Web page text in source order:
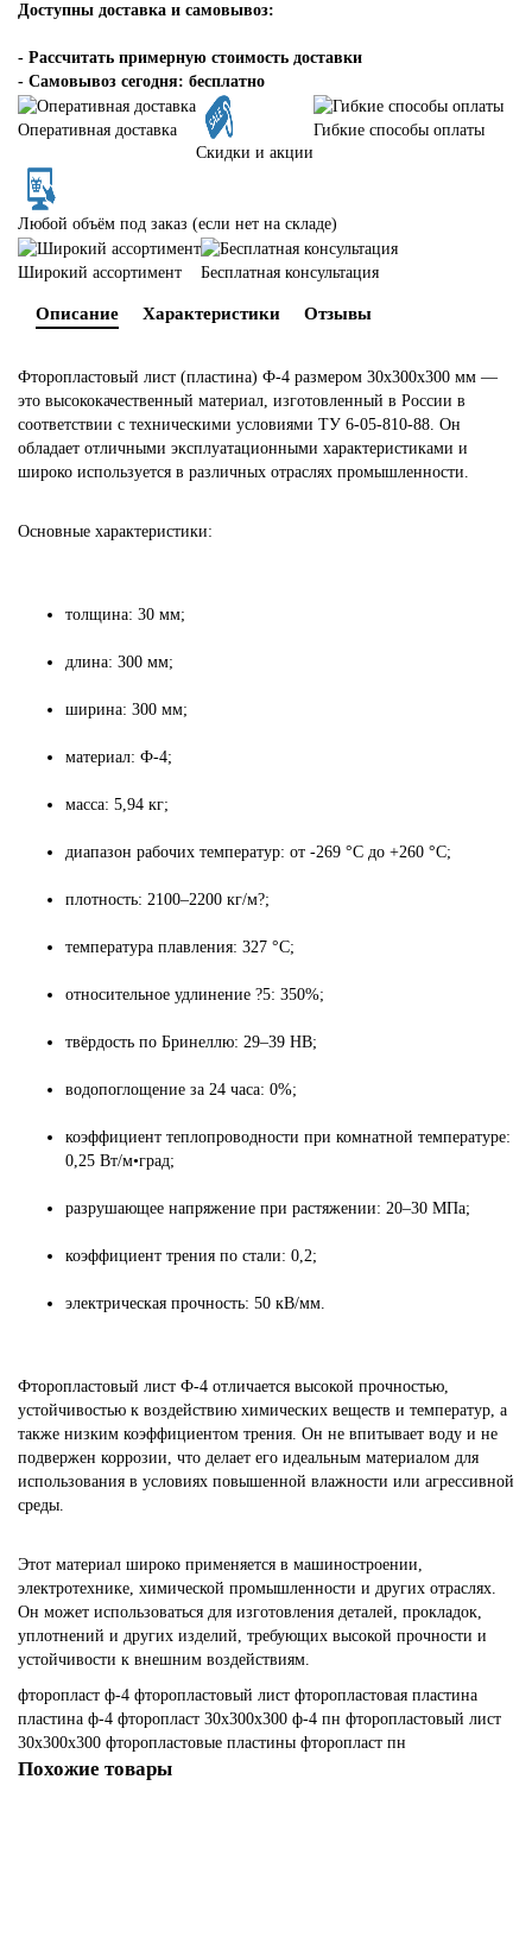
Доступны доставка и самовывоз:
- Рассчитать примерную стоимость доставки
- Самовывоз сегодня: бесплатно
Оперативная доставка
Скидки и акции
Гибкие способы оплаты
Любой объём под заказ (если нет на складе)
Широкий ассортимент Бесплатная консультация
Описание Характеристики Отзывы
Фторопластовый лист (пластина) Ф-4 размером 30х300х300 мм —
это высококачественный материал, изготовленный в России в
соответствии с техническими условиями ТУ 6-05-810-88. Он
обладает отличными эксплуатационными характеристиками и
широко используется в различных отраслях промышленности.
Основные характеристики:
толщина: 30 мм;
длина: 300 мм;
ширина: 300 мм;
материал: Ф-4;
масса: 5,94 кг;
диапазон рабочих температур: от -269 °C до +260 °C;
плотность: 2100–2200 кг/м?;
температура плавления: 327 °C;
относительное удлинение ?5: 350%;
твёрдость по Бринеллю: 29–39 HB;
водопоглощение за 24 часа: 0%;
коэффициент теплопроводности при комнатной температуре:
0,25 Вт/м•град;
разрушающее напряжение при растяжении: 20–30 МПа;
коэффициент трения по стали: 0,2;
электрическая прочность: 50 кВ/мм.
Фторопластовый лист Ф-4 отличается высокой прочностью,
устойчивостью к воздействию химических веществ и температур, а
также низким коэффициентом трения. Он не впитывает воду и не
подвержен коррозии, что делает его идеальным материалом для
использования в условиях повышенной влажности или агрессивной
среды.
Этот материал широко применяется в машиностроении,
электротехнике, химической промышленности и других отраслях.
Он может использоваться для изготовления деталей, прокладок,
уплотнений и других изделий, требующих высокой прочности и
устойчивости к внешним воздействиям.
фторопласт ф-4 фторопластовый лист фторопластовая пластина
пластина ф-4 фторопласт 30х300х300 ф-4 пн фторопластовый лист
30х300х300 фторопластовые пластины фторопласт пн
Похожие товары